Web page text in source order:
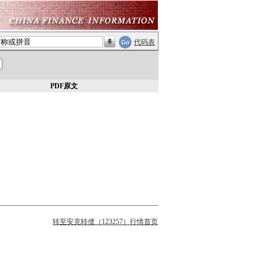
代码表
PDF原文
转至安克转债（123257）行情首页